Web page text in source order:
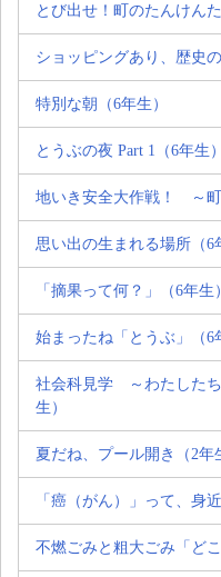
とび出せ！町のたんけんた
ショッピングあり、歴史
特別な朝（6年生）
とうぶの夜 Part 1（6年生）
地いき安全大作戦！ ～
思い出の生まれる場所（6
「摘果って何？」（6年生）
始まったね「とうぶ」（6
社会科見学 ～わたした
生）
夏だね、プール開き（2年
「癌（がん）」って、身
不燃ごみと粗大ごみ「ど